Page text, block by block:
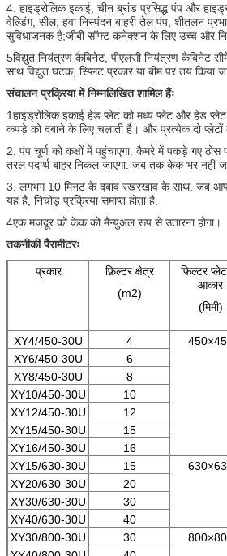
4. हाइड्रोलिक इकाई, चीन ब्रांड प्रसिद्ध पंप और
वेल्डिंग, सील, हवा निस्पंदन बाहरी तेल पंप, शीतलन
सुविधाजनक है;जीबी सॉफ्ट कनेक्शन के लिए उच्च और
5विद्युत नियंत्रण कैबिनेट, पीएलसी नियंत्रण कैबिनेट
साथ विद्युत घटक, स्प्लिट प्रकार या बीम पर तय किया
संचालन प्रक्रिया में निम्नलिखित शामिल हैंः
1हाइड्रोलिक इकाई हेड प्लेट को मध्य प्लेट और हेड
कपड़े को दबाने के लिए चलाती है। और प्रत्येक दो
2. पंप चूर्ण को कक्षों में पहुंचाएगा. कैमरे में पकड़े गए ठोस
तरल पदार्थ बाहर निकल जाएगा. जब तक केक भर नहीं
3. लगभग 10 मिनट के दबाव रखरखाव के साथ. जब आप
यह है, निचोड़ प्रक्रिया समाप्त होता है.
4एक मजदूर को केक को मैन्युअल रूप से उतारना होगा।
तकनीकी पैरामीटरः
प्रकार
फ़िल्टर क्षेत्र
(m2)
फिल्टर
आकार
(मिमी)
XY4/450-30U 4
XY6/450-30U
6
XY8/450-30U
8
XY10/450-30U
10
XY12/450-30U
12
XY15/450-30U
15
XY16/450-30U
16
XY15/630-30U
15
XY20/630-30U
20
XY30/630-30U
30
XY40/630-30U
40
XY30/800-30U
30